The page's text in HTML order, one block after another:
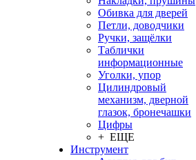
Обивка для дверей
Петли, доводчики
Ручки, защёлки
Таблички
информационные
Уголки, упор
Цилиндровый
механизм, дверной
глазок, бронечашки
Цифры
+ ЕЩЕ
Инструмент